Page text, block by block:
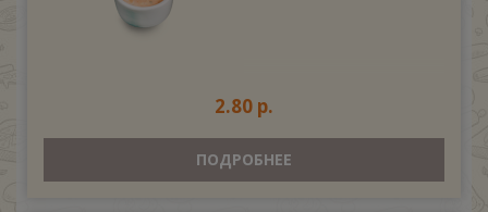
2.80 р.
ПОДРОБНЕЕ